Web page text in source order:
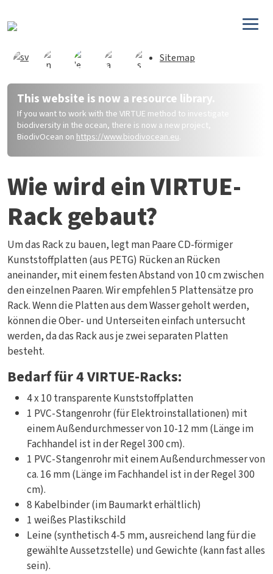
Sitemap
This website is now a resource library.
If you want to work with the VIRTUE method to investigate
biodiversity in the ocean, there is now a new project,
BiodivOcean on https://www.biodivocean.eu.
Wie wird ein VIRTUE-
Rack gebaut?
Um das Rack zu bauen, legt man Paare CD-förmiger
Kunststoffplatten (aus PETG) Rücken an Rücken
aneinander, mit einem festen Abstand von 10 cm zwischen
den einzelnen Paaren. Wir empfehlen 5 Plattensätze pro
Rack. Wenn die Platten aus dem Wasser geholt werden,
können die Ober- und Unterseiten einfach untersucht
werden, da das Rack aus je zwei separaten Platten
besteht.
Bedarf für 4 VIRTUE-Racks:
4 x 10 transparente Kunststoffplatten
1 PVC-Stangenrohr (für Elektroinstallationen) mit
einem Außendurchmesser von 10-12 mm (Länge im
Fachhandel ist in der Regel 300 cm).
1 PVC-Stangenrohr mit einem Außendurchmesser von
ca. 16 mm (Länge im Fachhandel ist in der Regel 300
cm).
8 Kabelbinder (im Baumarkt erhältlich)
1 weißes Plastikschild
Leine (synthetisch 4-5 mm, ausreichend lang für die
gewählte Aussetzstelle) und Gewichte (kann fast alles
sein).